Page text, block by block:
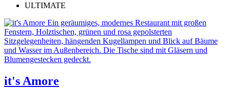
ULTIMATE
it's Amore